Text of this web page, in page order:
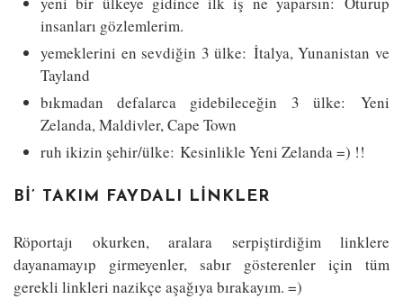
insanları gözlemlerim.
yemeklerini en sevdiğin 3 ülke: İtalya, Yunanistan ve
Tayland
bıkmadan defalarca gidebileceğin 3 ülke: Yeni
Zelanda, Maldivler, Cape Town
ruh ikizin şehir/ülke: Kesinlikle Yeni Zelanda =) !!
Bİ’ TAKIM FAYDALI LİNKLER
Röportajı okurken, aralara serpiştirdiğim linklere
dayanamayıp girmeyenler, sabır gösterenler için tüm
gerekli linkleri nazikçe aşağıya bırakayım. =)